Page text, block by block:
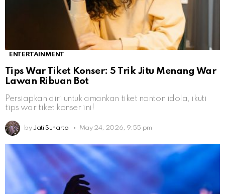
ENTERTAINMENT
Tips War Tiket Konser: 5 Trik Jitu Menang War
Lawan Ribuan Bot
Persiapkan diri untuk amankan tiket nonton idola, ikuti
tips war tiket konser ini!
by Jati Sunarto May 24, 2026, 9:55 pm